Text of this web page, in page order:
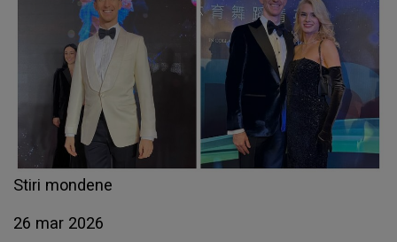
Stiri mondene
26 mar 2026